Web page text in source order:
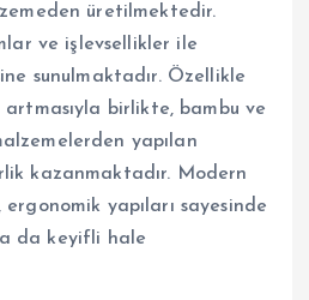
üretilmektedir.
ve işlevsellikler ile
sunulmaktadır. Özellikle
birlikte, bambu ve
yapılan
kazanmaktadır. Modern
ergonomik yapıları sayesinde
da keyifli hale